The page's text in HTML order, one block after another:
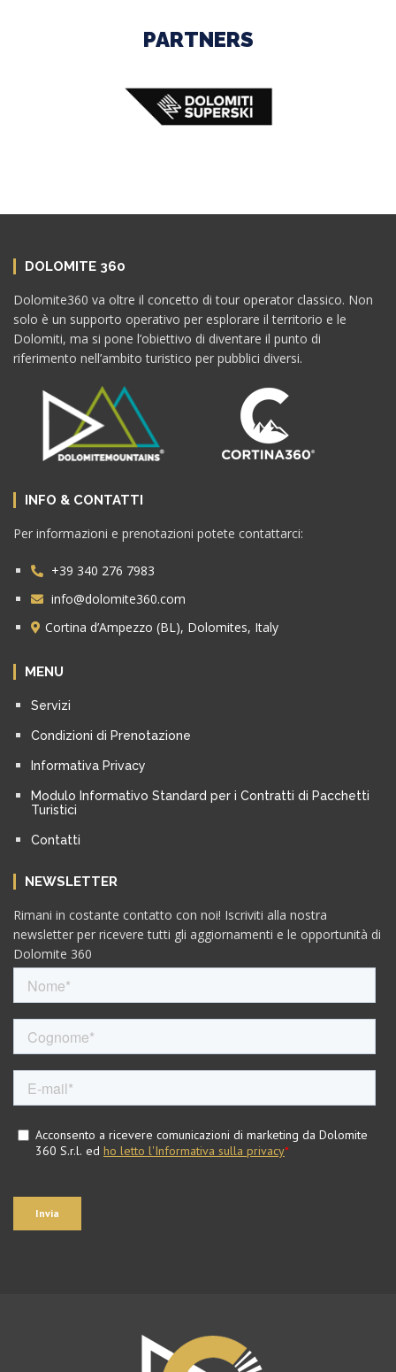
PARTNERS
DOLOMITE 360
Dolomite360 va oltre il concetto di tour operator classico. Non
solo è un supporto operativo per esplorare il territorio e le
Dolomiti, ma si pone l’obiettivo di diventare il punto di
riferimento nell’ambito turistico per pubblici diversi.
INFO & CONTATTI
Per informazioni e prenotazioni potete contattarci:
+39 340 276 7983
info@dolomite360.com
Cortina d’Ampezzo (BL), Dolomites, Italy
MENU
Servizi
Condizioni di Prenotazione
Informativa Privacy
Modulo Informativo Standard per i Contratti di Pacchetti
Turistici
Contatti
NEWSLETTER
Rimani in costante contatto con noi! Iscriviti alla nostra
newsletter per ricevere tutti gli aggiornamenti e le opportunità di
Dolomite 360